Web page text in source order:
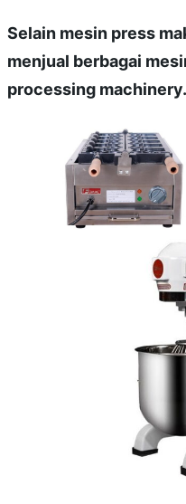
Selain mesin press
menjual berbagai
processing machinery.